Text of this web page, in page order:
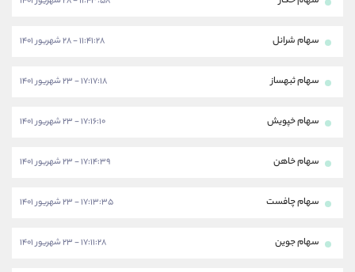
سهام شرانل ۱۱:۴۱:۲۸ - ۲۸ شهریور ۱۴۰۱
سهام ثبهساز ۱۷:۱۷:۱۸ - ۲۳ شهریور ۱۴۰۱
سهام خپویش ۱۷:۱۶:۱۰ - ۲۳ شهریور ۱۴۰۱
سهام خاهن ۱۷:۱۴:۳۹ - ۲۳ شهریور ۱۴۰۱
سهام چافست ۱۷:۱۳:۳۵ - ۲۳ شهریور ۱۴۰۱
سهام جوین ۱۷:۱۱:۲۸ - ۲۳ شهریور ۱۴۰۱